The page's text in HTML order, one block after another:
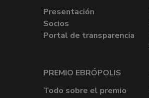
Presentación
Socios
Portal de transparencia
PREMIO EBRÓPOLIS
Todo sobre el premio